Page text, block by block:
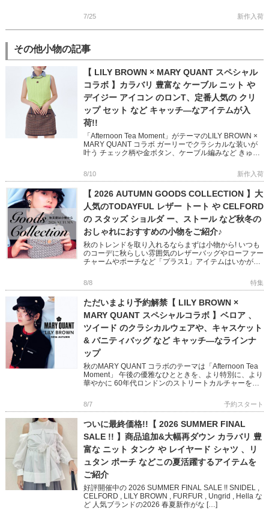
7/25 新作入荷
その他小物の記事
【 LILY BROWN × MARY QUANT スペシャル
コラボ 】カラバリ 豊富な ケーブル ニット や
デイジー アイコン のロンT、定番人気の クリ
ップ セット など キャッチ―なアイテムが入
荷!!
「Afternoon Tea Moment」がテーマのLILY BROWN ×
MARY QUANT コラボ ガーリーでクラシカルな装いが
叶う チェック柄や金ボタン、ケーブル編みなど きゅん
8/10 新作入荷
【 2026 AUTUMN GOODS COLLECTION 】大
人気のTODAYFUL レザー トート や CELFORD
の スタッズ ショルダ ー、ストール など秋冬の
おしゃれにおすすめの小物をご紹介♪
秋のトレンドを取り入れるならまずは小物から! いつも
のコーデに秋らしい雰囲気のレザーバッグやローファー
チャームやポーチなど「プラス1」アイテムはいかがで
8/8 特集
ただいまより予約解禁【 LILY BROWN ×
MARY QUANT スペシャルコラボ 】ベロア 、
ツイード のクラシカルウェアや、キャスケット
& バニティバッグ など キャッチ―なラインナ
ップ
秋のMARY QUANT コラボのテーマは「Afternoon Tea
Moment」 午後の優雅なひとときを、より特別に、より
華やかに 60年代ロンドンのストリートカルチャーを象
8/7 予約スタート
ついに最終価格!!【 2026 SUMMER FINAL
SALE !! 】商品追加&大幅再ダウン カラバリ 豊
富な ニット タンク や レイヤード シャツ 、リ
ュタン ポーチ などこの夏活躍するアイテムを
ご紹介
好評開催中の 2026 SUMMER FINAL SALE !! SNIDEL ,
CELFORD , LILY BROWN , FURFUR , Ungrid , Hella な
ど 人気ブランドの2026 春夏新作がな […]